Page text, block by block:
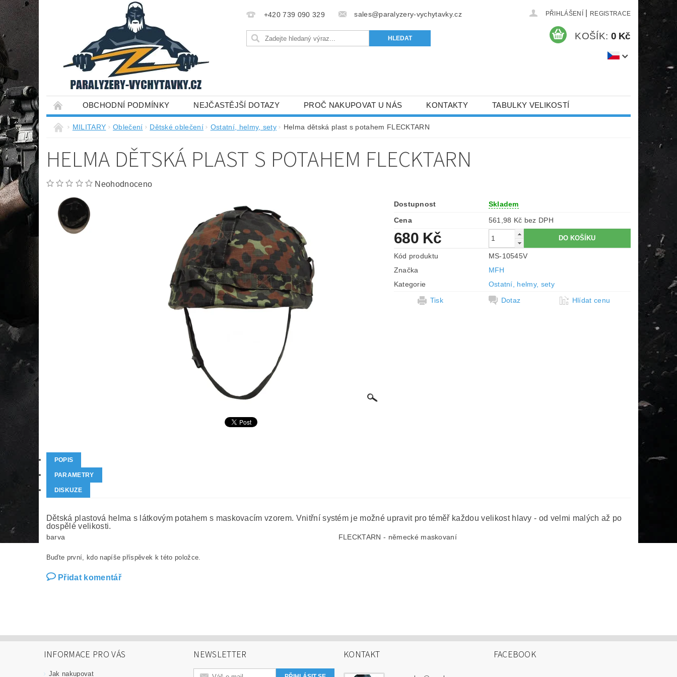
+420 739 090 329 sales@paralyzery-vychytavky.cz PŘIHLÁŠENÍ REGISTRACE
KOŠÍK: 0 Kč
OBCHODNÍ PODMÍNKY NEJČASTĚJŠÍ DOTAZY PROČ NAKUPOVAT U NÁS KONTAKTY TABULKY VELIKOSTÍ
MILITARY Oblečení Dětské oblečení Ostatní, helmy, sety Helma dětská plast s potahem FLECKTARN
HELMA DĚTSKÁ PLAST S POTAHEM FLECKTARN
Neohodnoceno
Dostupnost
Skladem
Cena
561,98 Kč bez DPH
680 Kč
Kód produktu
MS-10545V
Značka
MFH
Kategorie
Ostatní, helmy, sety
Tisk
Dotaz Hlídat cenu
POPIS
PARAMETRY
DISKUZE
Dětská plastová helma s látkovým potahem s maskovacím vzorem. Vnitřní systém je možné upravit pro téměř každou velikost hlavy - od velmi malých až po
dospělé velikosti.
barva FLECKTARN - německé maskovaní
Buďte první, kdo napíše příspěvek k této položce.
Přidat komentář
INFORMACE PRO VÁS
Jak nakupovat
NEWSLETTER KONTAKT FACEBOOK